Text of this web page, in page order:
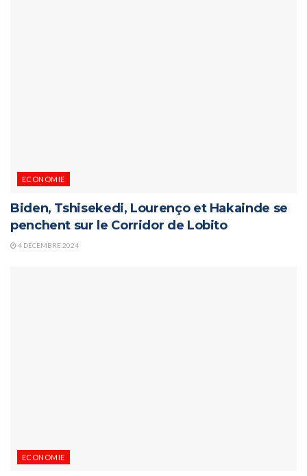
ECONOMIE
Biden, Tshisekedi, Lourenço et Hakainde se
penchent sur le Corridor de Lobito
4 DÉCEMBRE 2024
ECONOMIE